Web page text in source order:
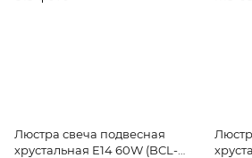
Люстра свеча подвесная
хрустальная E14 60W (BCL-